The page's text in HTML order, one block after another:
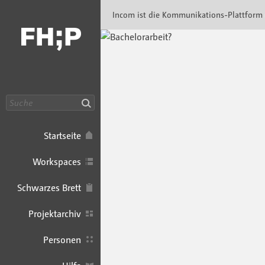
Startseite
Workspaces
Schwarzes Brett
Projektarchiv
Personen
Incom ist die Kommunikations-Plattform